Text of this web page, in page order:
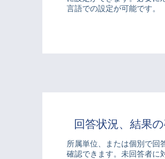
言語での設定が可能です。
回答状況、結果
所属単位、または個別で回
確認できます。未回答者に